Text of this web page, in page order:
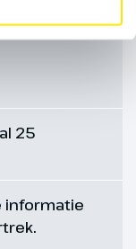
naar de
is niet
die slecht
p.p.)
25
informatie